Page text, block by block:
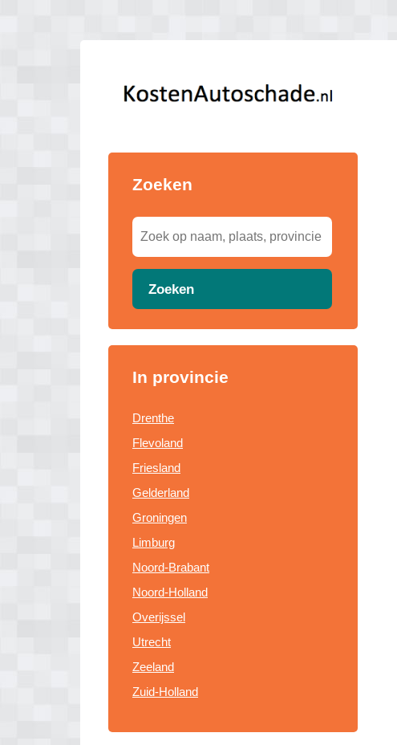
Zoeken
Zoeken
In provincie
Drenthe
Flevoland
Friesland
Gelderland
Groningen
Limburg
Noord-Brabant
Noord-Holland
Overijssel
Utrecht
Zeeland
Zuid-Holland